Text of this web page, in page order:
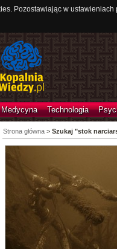
Pozostawiając w
Medycyna Technologia
Strona główna> Szukaj "stok